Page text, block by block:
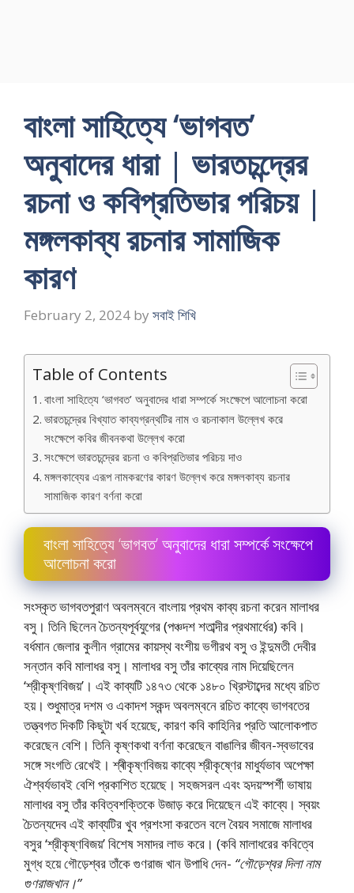
বাংলা সাহিত্যে ‘ভাগবত’
অনুবাদের ধারা | ভারতচন্দ্রের
রচনা ও কবিপ্রতিভার পরিচয় |
মঙ্গলকাব্য রচনার সামাজিক
কারণ
February 2, 2024 by সবাই শিখি
Table of Contents
বাংলা সাহিত্যে ‘ভাগবত’ অনুবাদের ধারা সম্পর্কে সংক্ষেপে আলােচনা করাে
ভারতচন্দ্রের বিখ্যাত কাব্যগ্রন্থটির নাম ও রচনাকাল উল্লেখ করে
সংক্ষেপে কবির জীবনকথা উল্লেখ করাে
সংক্ষেপে ভারতচন্দ্রের রচনা ও কবিপ্রতিভার পরিচয় দাও
মঙ্গলকাব্যের এরূপ নামকরণের কারণ উল্লেখ করে মঙ্গলকাব্য রচনার
সামাজিক কারণ বর্ণনা করাে
বাংলা সাহিত্যে ‘ভাগবত’ অনুবাদের ধারা সম্পর্কে সংক্ষেপে
আলােচনা করাে
সংস্কৃত ভাগবতপুরাণ অবলম্বনে বাংলায় প্রথম কাব্য রচনা করেন মালাধর
বসু। তিনি ছিলেন চৈতন্যপূর্বযুগের (পঞ্চদশ শতাব্দীর প্রথমার্ধের) কবি।
বর্ধমান জেলার কুলীন গ্রামের কায়স্থ বংশীয় ভগীরথ বসু ও ইন্দুমতী দেবীর
সন্তান কবি মালাধর বসু। মালাধর বসু তাঁর কাব্যের নাম দিয়েছিলেন
‘শ্রীকৃষ্ণবিজয়’। এই কাব্যটি ১৪৭৩ থেকে ১৪৮০ খ্রিস্টাব্দের মধ্যে রচিত
হয়। শুধুমাত্র দশম ও একাদশ স্কন্দ অবলম্বনে রচিত কাব্যে ভাগবতের
তত্ত্বগত দিকটি কিছুটা খর্ব হয়েছে, কারণ কবি কাহিনির প্রতি আলােকপাত
করেছেন বেশি। তিনি কৃষ্ণকথা বর্ণনা করেছেন বাঙালির জীবন-স্বভাবের
সঙ্গে সংগতি রেখেই। শ্ৰীকৃষ্ণবিজয় কাব্যে শ্রীকৃষ্ণের মাধুর্যভাব অপেক্ষা
ঐশ্বর্যভাবই বেশি প্রকাশিত হয়েছে। সহজসরল এবং হৃদয়স্পর্শী ভাষায়
মালাধর বসু তাঁর কবিত্বশক্তিকে উজাড় করে দিয়েছেন এই কাব্যে। স্বয়ং
চৈতন্যদেব এই কাব্যটির খুব প্রশংসা করতেন বলে বৈয়ব সমাজে মালাধর
বসুর ‘শ্রীকৃষ্ণবিজয়’ বিশেষ সমাদর লাভ করে। (কবি মালাধরের কবিত্বে
মুগ্ধ হয়ে গৌড়েশ্বর তাঁকে গুণরাজ খান উপাধি দেন- “গৌড়েশ্বর দিলা নাম
গুণরাজখান।”